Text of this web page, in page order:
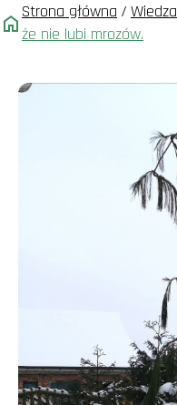
Strona główna / Wiedza
że nie lubi mrozów.